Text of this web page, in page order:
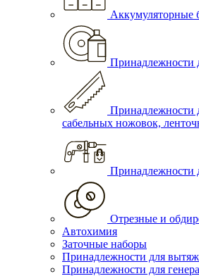
Аккумуляторные
Принадлежности
Принадлежности
сабельных ножовок,
Принадлежности
Отрезные и
Автохимия
Заточные наборы
Принадлежности для
Принадлежности для